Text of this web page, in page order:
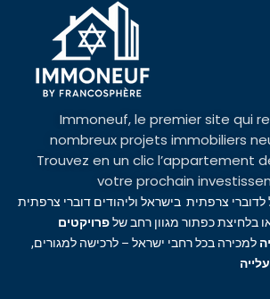
Immoneuf, le premier site qui
nombreux projets immobiliers
Trouvez en un clic l’appartement
votre prochain
לדוברי צרפתית בישראל וליהודים דוברי צרפתית
בלחיצת כפתור מגוון רחב שלפרויקטים
למכירה בכל רחבי ישראל – לרכישה למגורים,
עלייה